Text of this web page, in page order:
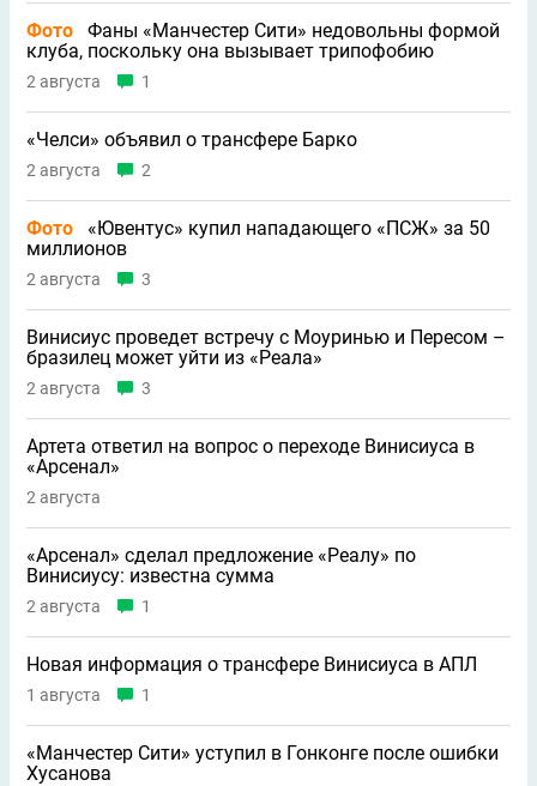
Фото
Фаны «Манчестер Сити» недовольны формой
клуба, поскольку она вызывает трипофобию
2 августа 1
«Челси» объявил о трансфере Барко
2 августа 2
Фото
«Ювентус» купил нападающего «ПСЖ» за 50
миллионов
2 августа 3
Винисиус проведет встречу с Моуринью и Пересом –
бразилец может уйти из «Реала»
2 августа 3
Артета ответил на вопрос о переходе Винисиуса в
«Арсенал»
2 августа
«Арсенал» сделал предложение «Реалу» по
Винисиусу: известна сумма
2 августа 1
Новая информация о трансфере Винисиуса в АПЛ
1 августа 1
«Манчестер Сити» уступил в Гонконге после ошибки
Хусанова